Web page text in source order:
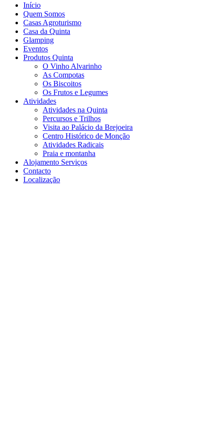
Início
Quem Somos
Casas Agroturismo
Casa da Quinta
Glamping
Eventos
Produtos Quinta
O Vinho Alvarinho
As Compotas
Os Biscoitos
Os Frutos e Legumes
Atividades
Atividades na Quinta
Percursos e Trilhos
Visita ao Palácio da Brejoeira
Centro Histórico de Monção
Atividades Radicais
Praia e montanha
Alojamento Serviços
Contacto
Localização